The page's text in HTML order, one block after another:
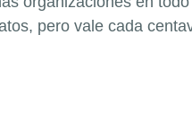
pero vale cada